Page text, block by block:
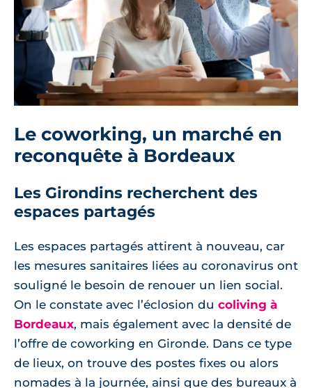
Le coworking, un marché en
reconquête à Bordeaux
Les Girondins recherchent des
espaces partagés
Les espaces partagés attirent à nouveau, car
les mesures sanitaires liées au coronavirus ont
souligné le besoin de renouer un lien social.
On le constate avec l’éclosion du coliving à
Bordeaux, mais également avec la densité de
l’offre de coworking en Gironde. Dans ce type
de lieux, on trouve des postes fixes ou alors
nomades à la journée, ainsi que des bureaux à